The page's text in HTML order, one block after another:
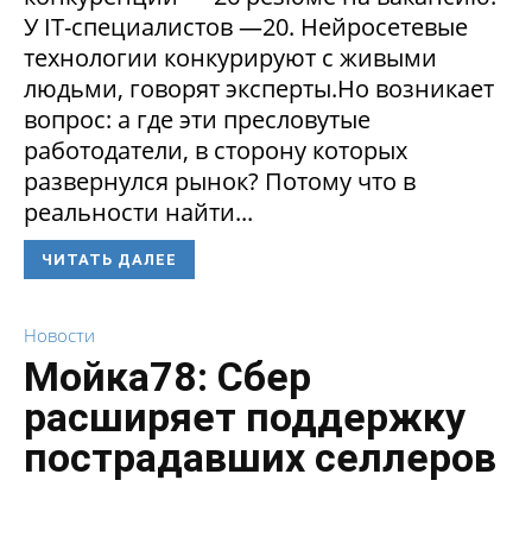
У IT-специалистов —20. Нейросетевые
технологии конкурируют с живыми
людьми, говорят эксперты.Но возникает
вопрос: а где эти пресловутые
работодатели, в сторону которых
развернулся рынок? Потому что в
реальности найти...
ЧИТАТЬ ДАЛЕЕ
Новости
Мойка78: Сбер
расширяет поддержку
пострадавших селлеров